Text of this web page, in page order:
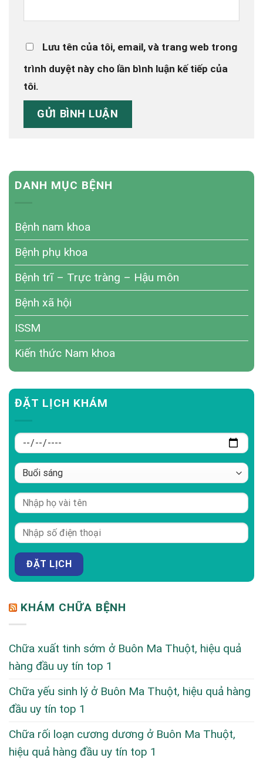
DANH MỤC BỆNH
Bệnh nam khoa
Bệnh phụ khoa
Bệnh trĩ – Trực tràng – Hậu môn
Bệnh xã hội
ISSM
Kiến thức Nam khoa
ĐẶT LỊCH KHÁM
KHÁM CHỮA BỆNH
Chữa xuất tinh sớm ở Buôn Ma Thuột, hiệu quả
hàng đầu uy tín top 1
Chữa yếu sinh lý ở Buôn Ma Thuột, hiệu quả hàng
đầu uy tín top 1
Chữa rối loạn cương dương ở Buôn Ma Thuột,
hiệu quả hàng đầu uy tín top 1
Lưu tên của tôi, email, và trang web trong
trình duyệt này cho lần bình luận kế tiếp của
tôi.